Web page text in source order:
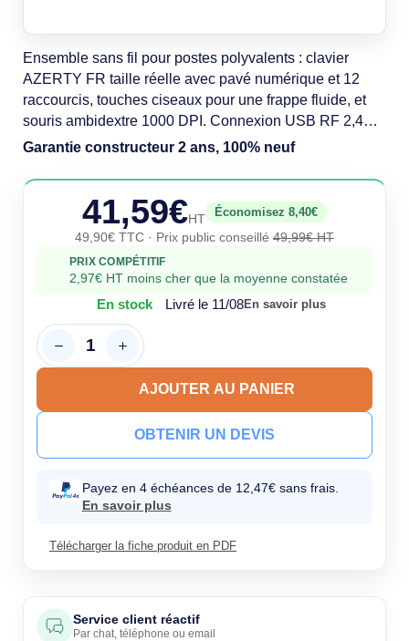
Ensemble sans fil pour postes polyvalents : clavier
AZERTY FR taille réelle avec pavé numérique et 12
raccourcis, touches ciseaux pour une frappe fluide, et
souris ambidextre 1000 DPI. Connexion USB RF 2,4
GHz (portée 10 m). Design compact graphite pour
Autonomie longue durée: clavier 36 mois, souris 18
Garantie constructeur 2 ans, 100% neuf
41,59€HT
Économisez 8,40€
49,90€ TTC · Prix public conseillé 49,99€ HT
PRIX COMPÉTITIF
2,97€ HT moins cher que la moyenne constatée
En stock Livré le 11/08En savoir plus
AJOUTER AU PANIER
OBTENIR UN DEVIS
Payez en 4 échéances de 12,47€ sans frais.
En savoir plus
Télécharger la fiche produit en PDF
Service client réactif
Par chat, téléphone ou email